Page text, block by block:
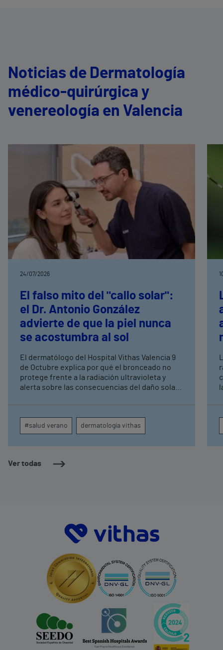
Noticias de Dermatología
médico-quirúrgica y
venereología en Valencia
Ver todas
24/07/2026
El falso mito del "callo solar":
el Dr. Antonio González
advierte de que la piel nunca
se acostumbra al sol
El dermatólogo del Hospital Vithas Valencia 9
de Octubre explica por qué el bronceado no
protege frente a la radiación ultravioleta y
alerta sobre las consecuencias del daño solar
#salud verano dermatología vithas
la